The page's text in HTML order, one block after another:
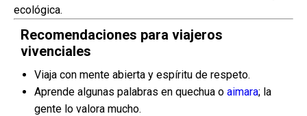
ecológica.
Recomendaciones para viajeros
vivenciales
Viaja con mente abierta y espíritu de respeto.
Aprende algunas palabras en quechua o aimara; la
gente lo valora mucho.